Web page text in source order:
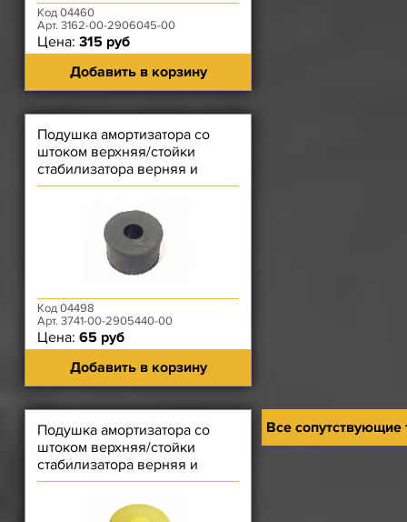
Код 04460
Арт. 3162-00-2906045-00
Цена: 315 руб
Добавить в корзину
Подушка амортизатора со
штоком верхняя/стойки
стабилизатора верняя и
нижняя Patriot Резиновая
Код 04498
Арт. 3741-00-2905440-00
Цена: 65 руб
Добавить в корзину
Подушка амортизатора со
штоком верхняя/стойки
стабилизатора верняя и
нижняя Patriot Полиуретан
Все сопутствующие